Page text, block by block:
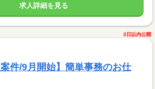
求人詳細を見る
3日以内公開
案件/9月開始】簡単事務のお仕